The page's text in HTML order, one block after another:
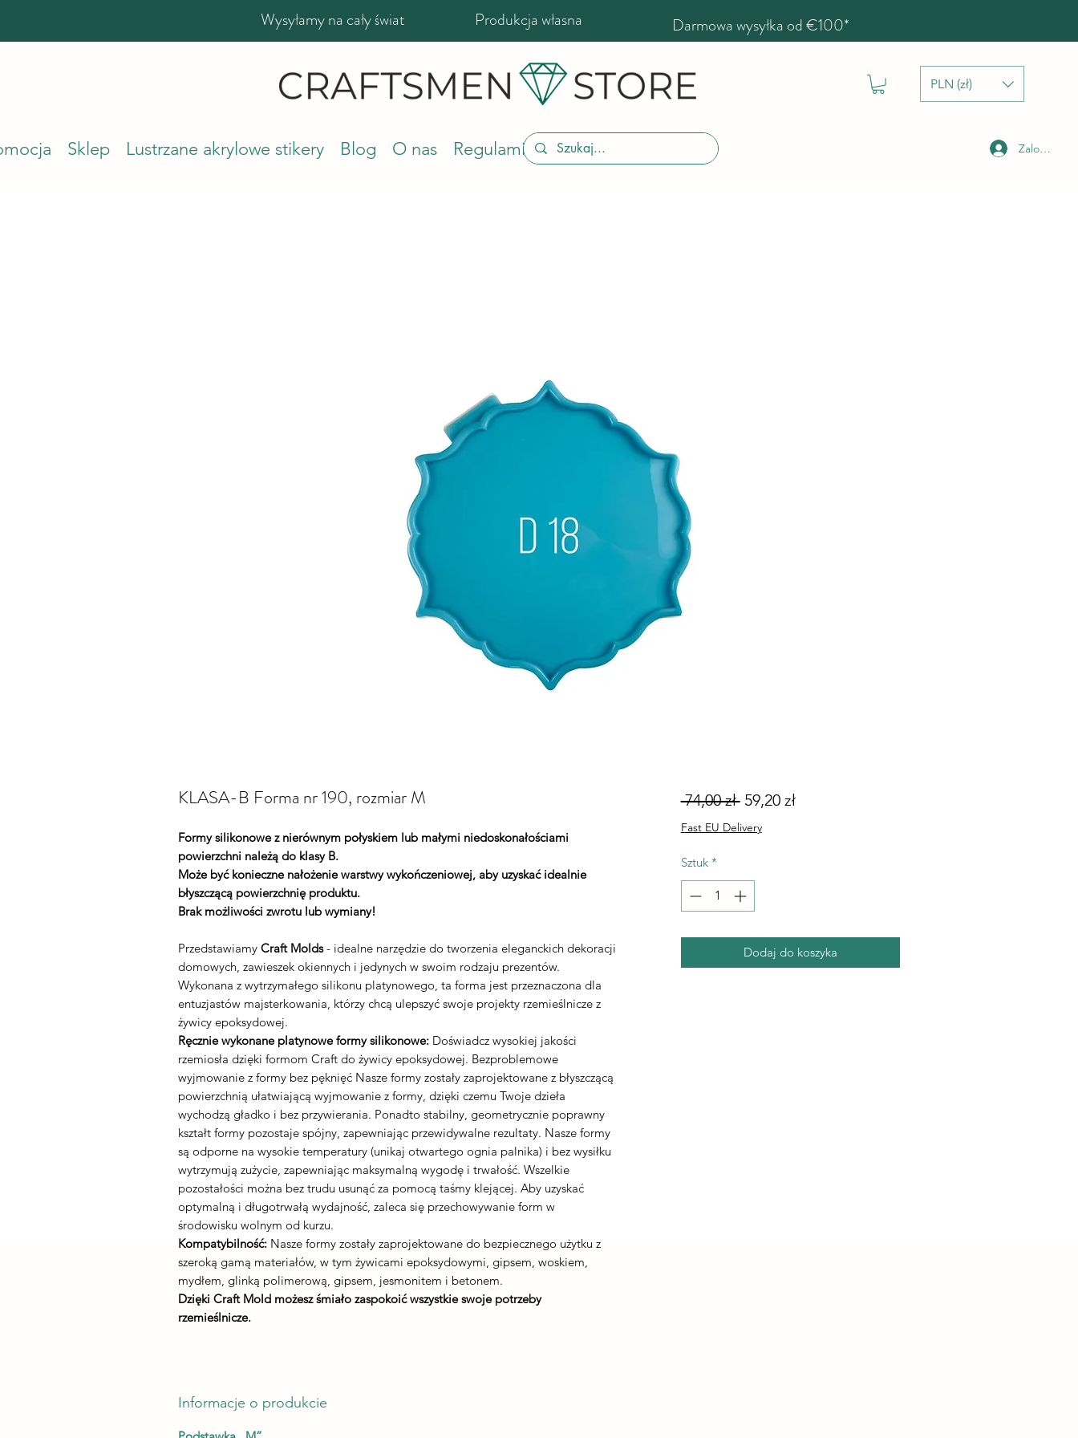
Wysyłamy na cały świat Produkcja własna Darmowa wysyłka od €100*
PLN (zł)
Sklep Lustrzane akrylowe stikery Blog O nas Regulamin sklepu Zaloguj się
KLASA-B Forma nr 190, rozmiar M
Formy silikonowe z nierównym połyskiem lub małymi niedoskonałościami
powierzchni należą do klasy B.
Może być konieczne nałożenie warstwy wykończeniowej, aby uzyskać idealnie
błyszczącą powierzchnię produktu.
Brak możliwości zwrotu lub wymiany!
Przedstawiamy Craft Molds- idealne narzędzie do tworzenia eleganckich dekoracji
domowych, zawieszek okiennych i jedynych w swoim rodzaju prezentów.
Wykonana z wytrzymałego silikonu platynowego, ta forma jest przeznaczona dla
entuzjastów majsterkowania, którzy chcą ulepszyć swoje projekty rzemieślnicze z
żywicy epoksydowej.
Ręcznie wykonane platynowe formy silikonowe: Doświadcz wysokiej jakości
rzemiosła dzięki formom Craft do żywicy epoksydowej. Bezproblemowe
wyjmowanie z formy bez pęknięć Nasze formy zostały zaprojektowane z błyszczącą
powierzchnią ułatwiającą wyjmowanie z formy, dzięki czemu Twoje dzieła
wychodzą gładko i bez przywierania. Ponadto stabilny, geometrycznie poprawny
kształt formy pozostaje spójny, zapewniając przewidywalne rezultaty. Nasze formy
są odporne na wysokie temperatury (unikaj otwartego ognia palnika) i bez wysiłku
wytrzymują zużycie, zapewniając maksymalną wygodę i trwałość. Wszelkie
pozostałości można bez trudu usunąć za pomocą taśmy klejącej. Aby uzyskać
optymalną i długotrwałą wydajność, zaleca się przechowywanie form w
środowisku wolnym od kurzu.
Kompatybilność: Nasze formy zostały zaprojektowane do bezpiecznego użytku z
szeroką gamą materiałów, w tym żywicami epoksydowymi, gipsem, woskiem,
mydłem, glinką polimerową, gipsem, jesmonitem i betonem.
Dzięki Craft Mold możesz śmiało zaspokoić wszystkie swoje potrzeby
rzemieślnicze.
Informacje o produkcie
74,00 zł Regularna
cena
59,20 złCena
Fast EU Delivery
Sztuk *
Dodaj do koszyka